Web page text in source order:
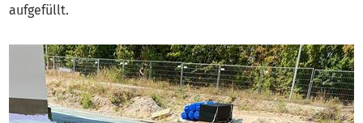
aufgefüllt.